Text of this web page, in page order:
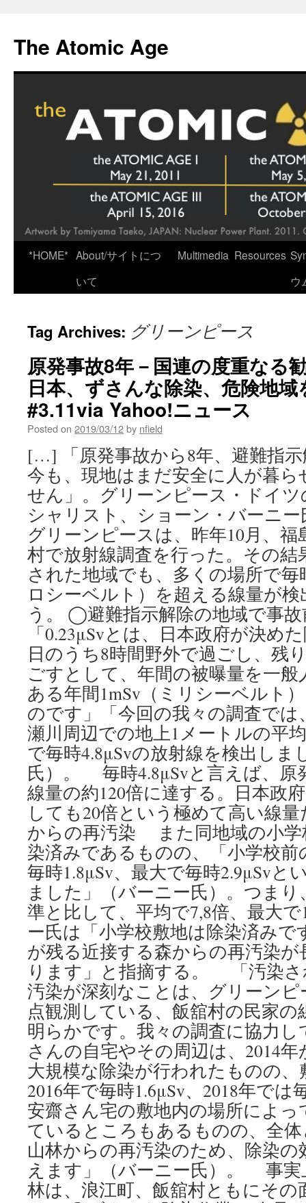
content
The Atomic Age
*HOME* About/サイトにつ
いて
Multimedia Resources
ウ
Tag Archives: グリーンピース
原発事故8年－国連の度重なる
日本、ずさんな除染、危険地
#3.11via Yahoo!ニュース
Posted on 2019/03/12by nfield
[…] 「原発事故から8年、避難指
今も、現地はまだ安全に人が暮
せん」。グリーンピース・ドイ
シャリスト、ショーン・バーニ
グリーンピースは、昨年10月、
村で放射線調査を行った。その結
された地域でも、多くの場所で毎
ロシーベルト）を超える線量が
う。 ◯避難指示解除の地域で事
「0.23μSvとは、日本政府が決め
日のうち8時間野外で過ごし、残
ごすとして、年間の被曝量を一
ある年間1mSv（ミリシーベルト
のです」「今回の我々の調査では
瀬川周辺での地上1メートルの平
で毎時4.8μSvの放射線を検出しま
氏）。 毎時4.8μSvと言えば、原
線量の約120倍に達する。日本政
しても20倍という極めて高い線
からの再汚染 また同地域の小学
染済みであるものの、「小学校
毎時1.8μSv、最大で毎時2.9μSvと
ました」（バーニー氏）。つま
準と比して、平均で7,8倍、最大
ー氏は「小学校敷地は除染済み
が残る近接する森からの再汚染
ります」と指摘する。 「汚染さ
汚染が深刻なことは、グリーンピ
点観測している、飯舘村の民家
明らかです。我々の調査に協力
さんの自宅やその周辺は、2014
大規模な除染が行われたものの、
2016年で毎時1.6μSv、2018年では
安齋さん宅の敷地内の場所によ
ているところもあるものの、全
山林からの再汚染のため、除染
えます」（バーニー氏）。 事実
林は、浪江町、飯舘村ともにその